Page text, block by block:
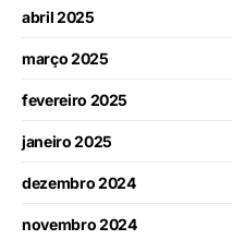
abril 2025
março 2025
fevereiro 2025
janeiro 2025
dezembro 2024
novembro 2024